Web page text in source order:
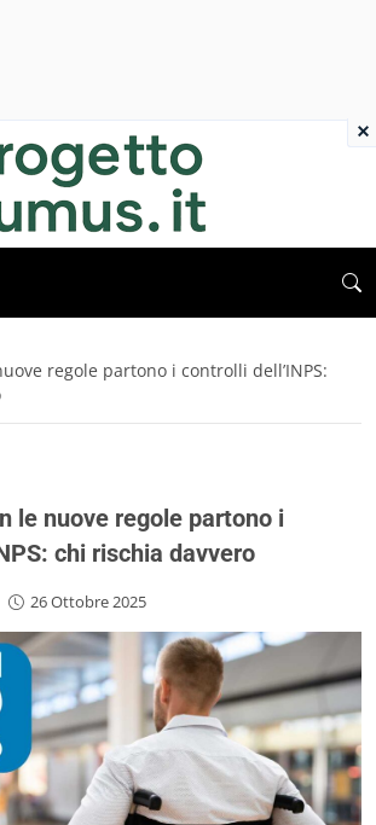
regole partono i controlli dell’INPS:
le nuove regole partono i
chi rischia davvero
26 Ottobre 2025
×